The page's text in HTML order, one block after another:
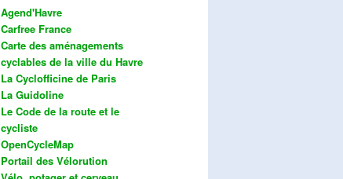
Agend'Havre
Carfree France
Carte des aménagements
cyclables de la ville du Havre
La Cyclofficine de Paris
La Guidoline
Le Code de la route et le
cycliste
OpenCycleMap
Portail des Vélorution